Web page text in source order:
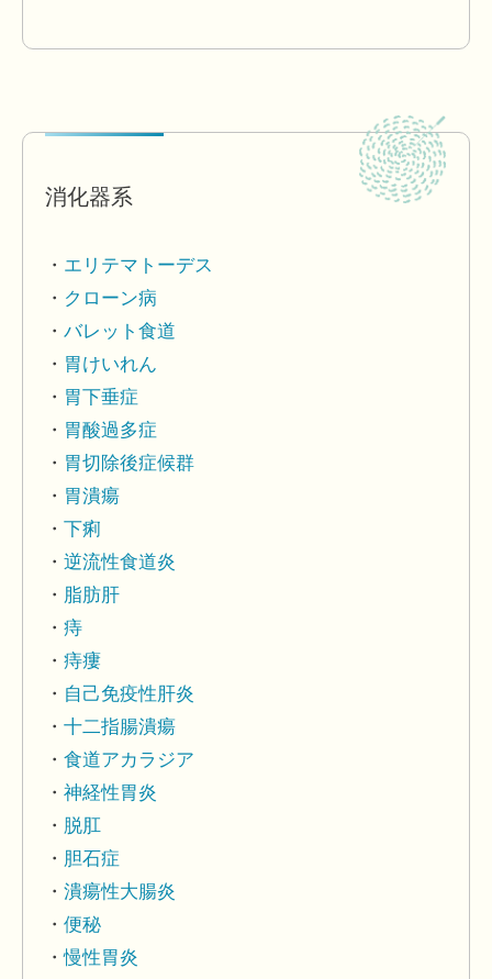
消化器系
エリテマトーデス
クローン病
バレット食道
胃けいれん
胃下垂症
胃酸過多症
胃切除後症候群
胃潰瘍
下痢
逆流性食道炎
脂肪肝
痔
痔瘻
自己免疫性肝炎
十二指腸潰瘍
食道アカラジア
神経性胃炎
脱肛
胆石症
潰瘍性大腸炎
便秘
慢性胃炎